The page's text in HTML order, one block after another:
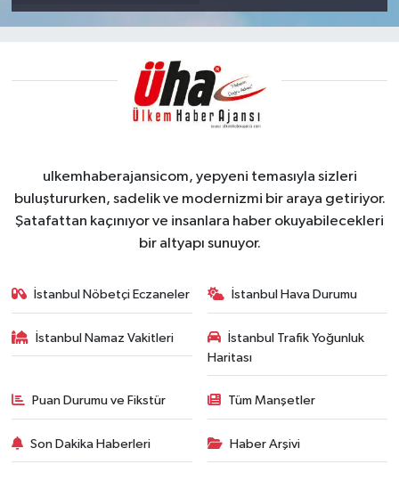
ulkemhaberajansicom, yepyeni temasıyla sizleri
buluştururken, sadelik ve modernizmi bir araya getiriyor.
Şatafattan kaçınıyor ve insanlara haber okuyabilecekleri
bir altyapı sunuyor.
İstanbul Nöbetçi Eczaneler İstanbul Hava Durumu
İstanbul Namaz Vakitleri
İstanbul Trafik Yoğunluk
Haritası
Puan Durumu ve Fikstür Tüm Manşetler
Son Dakika Haberleri Haber Arşivi